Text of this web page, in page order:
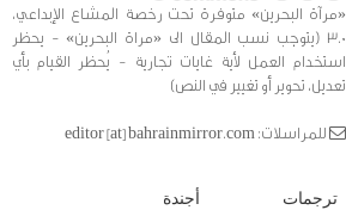
«مرآة البحرين» متوفرة تحت رخصة المشاع الإبداعي،
3.0 (يتوجب نسب المقال الى «مراة البحرين» - يحظر
استخدام العمل لأية غايات تجارية - يُحظر القيام بأي
تعديل، تحوير أو تغيير في النص)
للمراسلات: editor [at] bahrainmirror.com
ترجمات أجندة